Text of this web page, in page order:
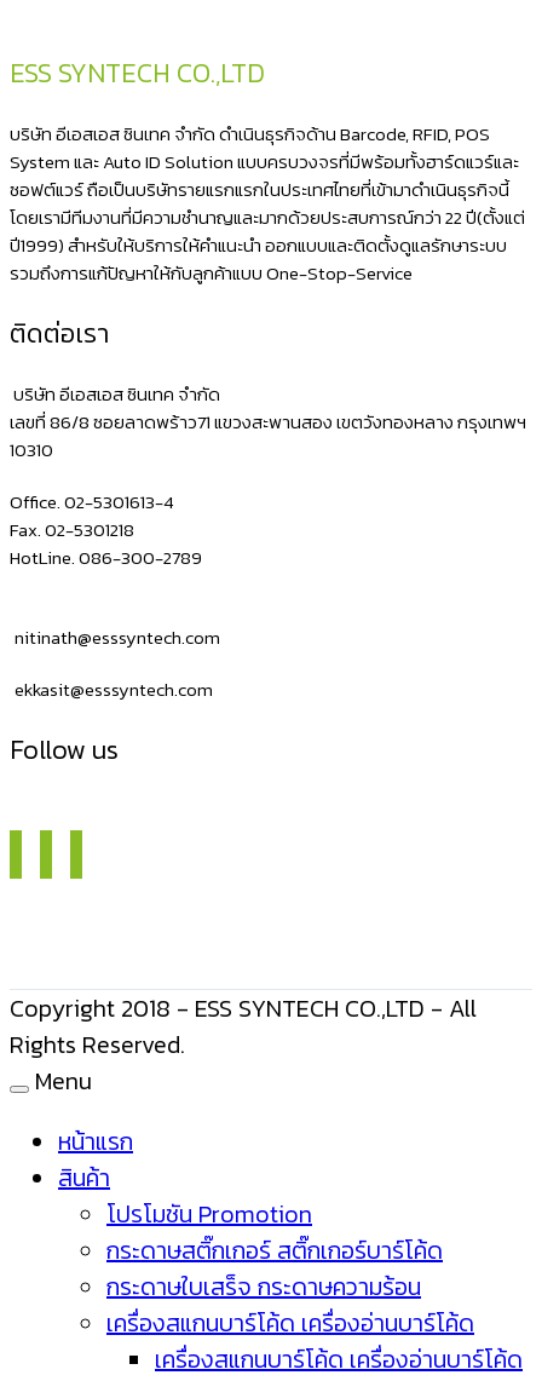
ESS SYNTECH CO.,LTD
บริษัท อีเอสเอส ซินเทค จำกัด ดำเนินธุรกิจด้าน Barcode, RFID, POS
System และ Auto ID Solution แบบครบวงจรที่มีพร้อมทั้งฮาร์ดแวร์และ
ซอฟต์แวร์ ถือเป็นบริษัทรายแรกแรกในประเทศไทยที่เข้ามาดำเนินธุรกิจนี้
โดยเรามีทีมงานที่มีความชำนาญและมากด้วยประสบการณ์กว่า 22 ปี(ตั้งแต่
ปี1999) สำหรับให้บริการให้คำแนะนำ ออกแบบและติดตั้งดูแลรักษาระบบ
รวมถึงการแก้ปัญหาให้กับลูกค้าแบบ One-Stop-Service
ติดต่อเรา
บริษัท อีเอสเอส ซินเทค จำกัด
เลขที่ 86/8 ซอยลาดพร้าว71 แขวงสะพานสอง เขตวังทองหลาง กรุงเทพฯ
10310
Office. 02-5301613-4
Fax. 02-5301218
HotLine. 086-300-2789
nitinath@esssyntech.com
ekkasit@esssyntech.com
Follow us
Copyright 2018 - ESS SYNTECH CO.,LTD - All
Rights Reserved.
Menu
หน้าแรก
สินค้า
โปรโมชัน Promotion
กระดาษสติ๊กเกอร์ สติ๊กเกอร์บาร์โค้ด
กระดาษใบเสร็จ กระดาษความร้อน
เครื่องสแกนบาร์โค้ด เครื่องอ่านบาร์โค้ด
เครื่องสแกนบาร์โค้ด เครื่องอ่านบาร์โค้ด